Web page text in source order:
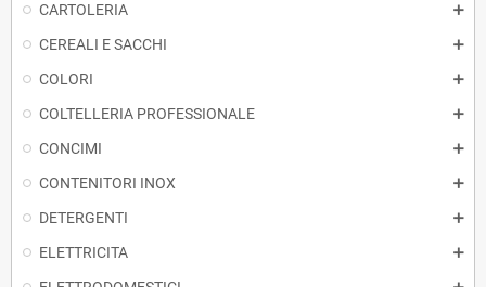
CARTOLERIA
CEREALI E SACCHI
COLORI
COLTELLERIA PROFESSIONALE
CONCIMI
CONTENITORI INOX
DETERGENTI
ELETTRICITA